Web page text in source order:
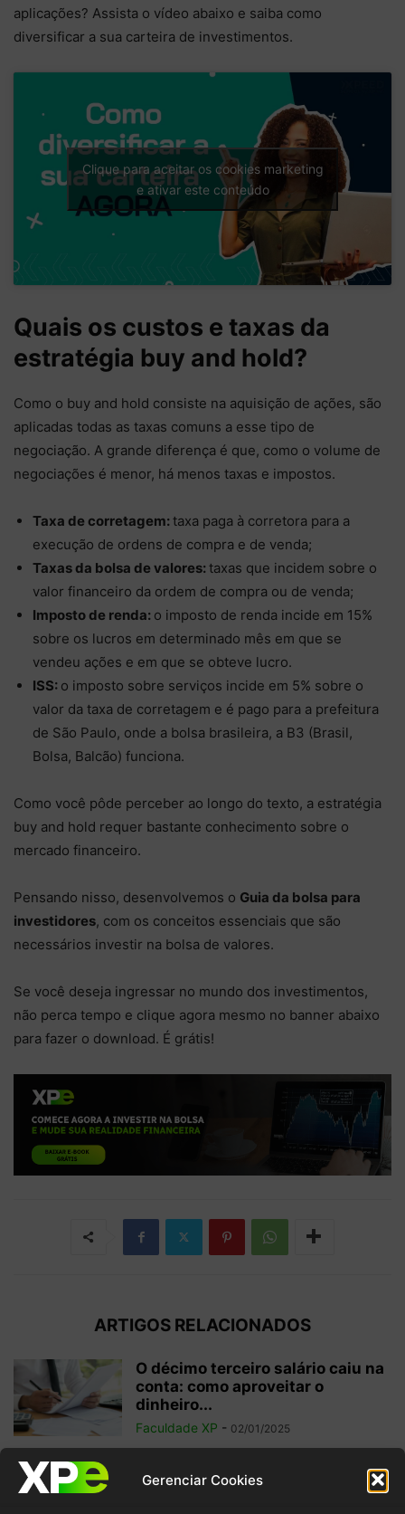
Gerenciar Cookies
aplicações? Assista o vídeo abaixo e saiba como
diversificar a sua carteira de investimentos.
Clique para aceitar os cookies marketing
e ativar este conteúdo
Quais os custos e taxas da
estratégia buy and hold?
Como o buy and hold consiste na aquisição de ações, são
aplicadas todas as taxas comuns a esse tipo de
negociação. A grande diferença é que, como o volume de
negociações é menor, há menos taxas e impostos.
Taxa de corretagem: taxa paga à corretora para a
execução de ordens de compra e de venda;
Taxas da bolsa de valores: taxas que incidem sobre o
valor financeiro da ordem de compra ou de venda;
Imposto de renda: o imposto de renda incide em 15%
sobre os lucros em determinado mês em que se
vendeu ações e em que se obteve lucro.
ISS: o imposto sobre serviços incide em 5% sobre o
valor da taxa de corretagem e é pago para a prefeitura
de São Paulo, onde a bolsa brasileira, a B3 (Brasil,
Bolsa, Balcão) funciona.
Como você pôde perceber ao longo do texto, a estratégia
buy and hold requer bastante conhecimento sobre o
mercado financeiro.
Pensando nisso, desenvolvemos o Guia da bolsa para
investidores, com os conceitos essenciais que são
necessários investir na bolsa de valores.
Se você deseja ingressar no mundo dos investimentos,
não perca tempo e clique agora mesmo no banner abaixo
para fazer o download. É grátis!
ARTIGOS RELACIONADOS
O décimo terceiro salário caiu na
conta: como aproveitar o
dinheiro...
Faculdade XP - 02/01/2025
Investimentos internacionais:
vale a pena investir fora do